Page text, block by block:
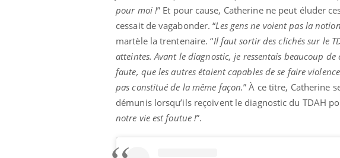
pour moi !” Et pour cause, Catherine ne peut éluder
cessait de vagabonder. “Les gens ne voient pas la
martèle la trentenaire. “Il faut sortir des clichés sur le
atteintes. Avant le diagnostic, je ressentais beaucoup
faute, que les autres étaient capables de se faire
pas constitué de la même façon.” À ce titre, Catherine
démunis lorsqu’ils reçoivent le diagnostic du TDAH
notre vie est foutue !”.